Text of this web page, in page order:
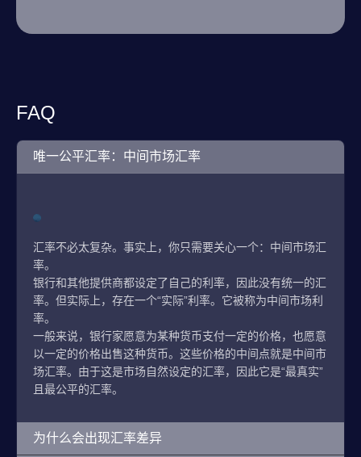
FAQ
唯一公平汇率：中间市场汇率
汇率不必太复杂。事实上，你只需要关心一个：中间市场汇
率。
银行和其他提供商都设定了自己的利率，因此没有统一的汇
率。但实际上，存在一个“实际”利率。它被称为中间市场利
率。
一般来说，银行家愿意为某种货币支付一定的价格，也愿意
以一定的价格出售这种货币。这些价格的中间点就是中间市
场汇率。由于这是市场自然设定的汇率，因此它是“最真实”
且最公平的汇率。
为什么会出现汇率差异